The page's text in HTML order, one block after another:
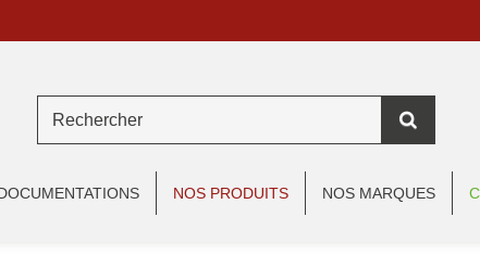
NOS PRODUITS NOS MARQUES